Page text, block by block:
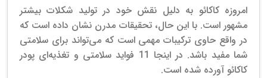
امروزه کاکائو به دلیل نقش خود در تولید شکلات بیشتر
مشهور است. با این حال، تحقیقات مدرن نشان داده است که
در واقع حاوی ترکیبات مهمی است که می‌تواند برای سلامتی
شما مفید باشد.
در اینجا 11 فواید سلامتی و تغذیه‌ای پودر
کاکائو آورده شده است.